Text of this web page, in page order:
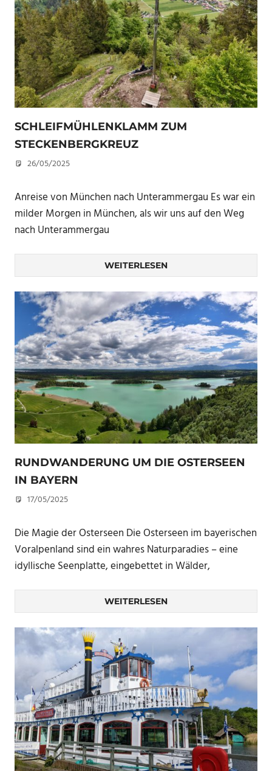
SCHLEIFMÜHLENKLAMM ZUM
STECKENBERGKREUZ
26/05/2025
Anreise von München nach Unterammergau Es war ein
milder Morgen in München, als wir uns auf den Weg
nach Unterammergau
WEITERLESEN
RUNDWANDERUNG UM DIE OSTERSEEN
IN BAYERN
17/05/2025
Die Magie der Osterseen Die Osterseen im bayerischen
Voralpenland sind ein wahres Naturparadies – eine
idyllische Seenplatte, eingebettet in Wälder,
WEITERLESEN